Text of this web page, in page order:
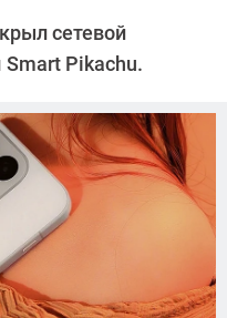
сетевой
Pikachu.